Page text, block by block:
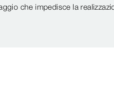
che impedisce la